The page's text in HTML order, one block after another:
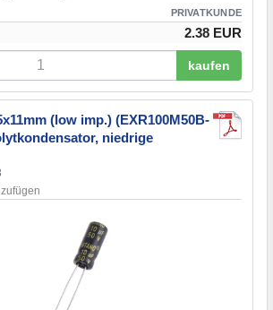
PRIVATKUNDE
2.38 EUR
kaufen
(low imp.) (EXR100M50B-
niedrige